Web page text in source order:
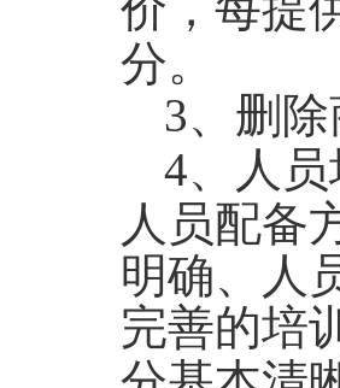
分。
3、删
4、人
人员配备
明确、人
完善的培